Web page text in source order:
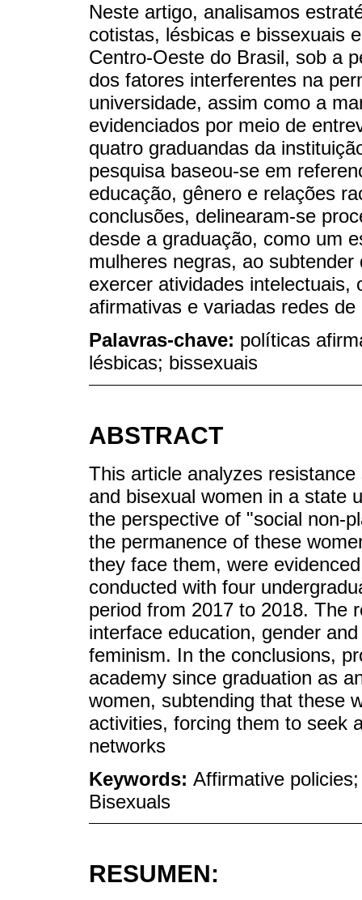
Neste artigo, analisamos
cotistas, lésbicas e bissexuais
Centro-Oeste do Brasil, sob a
dos fatores interferentes na
universidade, assim como a
evidenciados por meio de
quatro graduandas da
pesquisa baseou-se em
educação, gênero e relações
conclusões, delinearam-se
desde a graduação, como um
mulheres negras, ao
exercer atividades intelectuais,
afirmativas e variadas redes de
Palavras-chave: políticas
lésbicas; bissexuais
ABSTRACT
This article analyzes
and bisexual women in a state
the perspective of "social non-
the permanence of these
they face them, were
conducted with four
period from 2017 to 2018. The
interface education, gender
feminism. In the conclusions,
academy since graduation as
women, subtending that these
activities, forcing them to seek
networks
Keywords: Affirmative
Bisexuals
RESUMEN: